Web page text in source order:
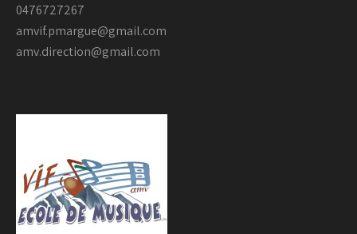
0476727267
amvif.pmargue@gmail.com
amv.direction@gmail.com